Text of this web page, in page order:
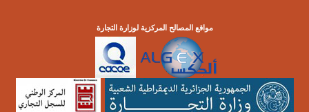
مواقع المصالح المركزية لوزارة التجارة